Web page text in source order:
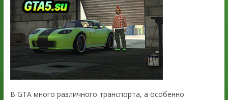
В GTA много различного транспорта, а особенно